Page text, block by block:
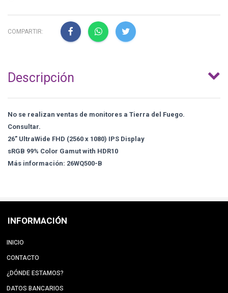
COMPARTIR:
Descripción
No se realizan ventas de monitores a Tierra del Fuego.
Consultar.
26” UltraWide FHD (2560 x 1080) IPS Display
sRGB 99% Color Gamut with HDR10
Más información: 26WQ500-B
INFORMACIÓN
INICIO
CONTACTO
¿DÓNDE ESTAMOS?
DATOS BANCARIOS